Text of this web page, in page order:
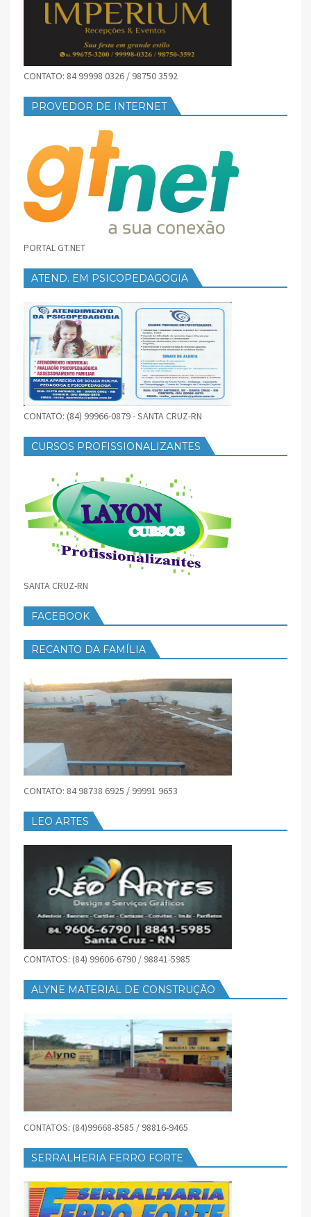
CONTATO: 84 99998 0326 / 98750 3592
PROVEDOR DE INTERNET
PORTAL GT.NET
ATEND. EM PSICOPEDAGOGIA
CONTATO: (84) 99966-0879 - SANTA CRUZ-RN
CURSOS PROFISSIONALIZANTES
SANTA CRUZ-RN
FACEBOOK
RECANTO DA FAMÍLIA
CONTATO: 84 98738 6925 / 99991 9653
LEO ARTES
CONTATOS: (84) 99606-6790 / 98841-5985
ALYNE MATERIAL DE CONSTRUÇÃO
CONTATOS: (84)99668-8585 / 98816-9465
SERRALHERIA FERRO FORTE